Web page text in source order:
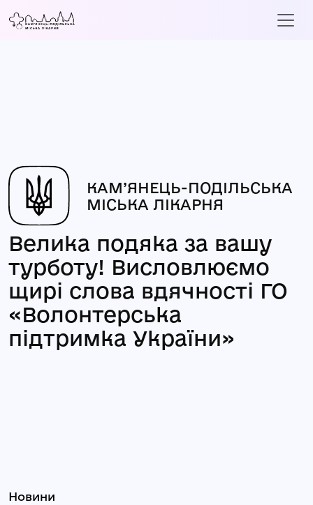
КАМ’ЯНЕЦЬ-ПОДІЛЬСЬКА
МІСЬКА ЛІКАРНЯ
Велика подяка за вашу
турботу! Висловлюємо
щирі слова вдячності ГО
«Волонтерська
підтримка України»
Новини